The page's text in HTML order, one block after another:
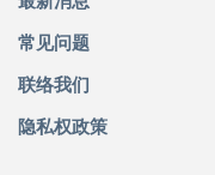
常见问题
联络我们
隐私权政策